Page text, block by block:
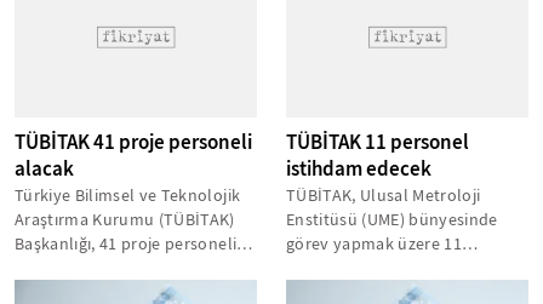
TÜBİTAK 41 proje personeli
alacak
Türkiye Bilimsel ve Teknolojik
Araştırma Kurumu (TÜBİTAK)
Başkanlığı, 41 proje personeli
TÜBİTAK 11 personel
istihdam edecek
TÜBİTAK, Ulusal Metroloji
Enstitüsü (UME) bünyesinde
görev yapmak üzere 11